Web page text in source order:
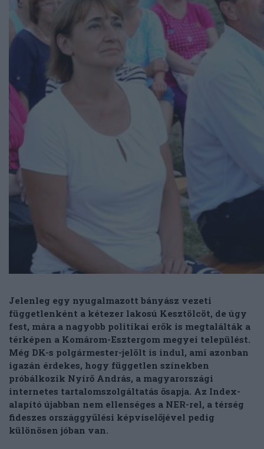
Jelenleg egy nyugalmazott bányász vezeti
függetlenként a kétezer lakosú Kesztölcöt, de úgy
fest, mára a nagyobb politikai erők is megtalálták a
térképen a Komárom-Esztergom megyei települést.
Még DK-s polgármester-jelölt is indul, ami azonban
igazán érdekes, hogy független színekben
próbálkozik Nyírő András, a magyarországi
internetes tartalomszolgáltatás ősapja. Az Index-
alapító újabban nem ellenséges a NER-rel, a térség
fideszes országgyűlési képviselőjével pedig
különösen jóban van.